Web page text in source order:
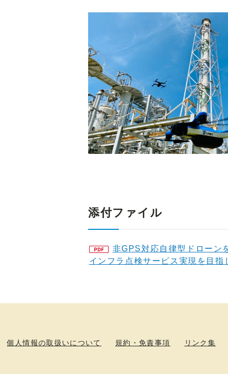
添付ファイル
非GPS対応自律型ドローン
インフラ点検サービス実現を目指
個人情報の取扱いについて 規約・免責事項 リンク集